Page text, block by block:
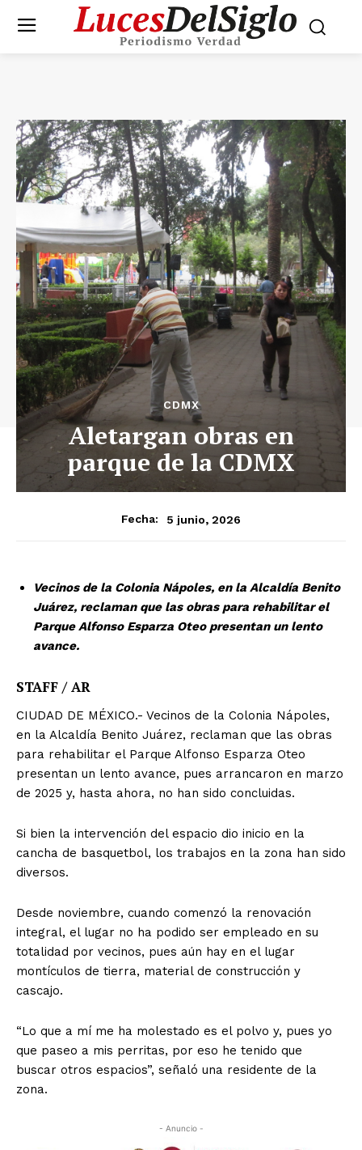
CDMX
Aletargan obras en
parque de la CDMX
Fecha: 5 junio, 2026
Vecinos de la Colonia Nápoles, en la Alcaldía Benito
Juárez, reclaman que las obras para rehabilitar el
Parque Alfonso Esparza Oteo presentan un lento
avance.
STAFF / AR
CIUDAD DE MÉXICO.- Vecinos de la Colonia Nápoles,
en la Alcaldía Benito Juárez, reclaman que las obras
para rehabilitar el Parque Alfonso Esparza Oteo
presentan un lento avance, pues arrancaron en marzo
de 2025 y, hasta ahora, no han sido concluidas.
Si bien la intervención del espacio dio inicio en la
cancha de basquetbol, los trabajos en la zona han sido
diversos.
Desde noviembre, cuando comenzó la renovación
integral, el lugar no ha podido ser empleado en su
totalidad por vecinos, pues aún hay en el lugar
montículos de tierra, material de construcción y
cascajo.
“Lo que a mí me ha molestado es el polvo y, pues yo
que paseo a mis perritas, por eso he tenido que
buscar otros espacios”, señaló una residente de la
zona.
- Anuncio -